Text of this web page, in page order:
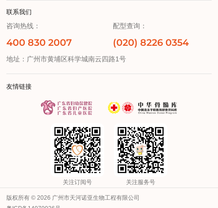
联系我们
咨询热线：
400 830 2007
配型查询：
(020) 8226 0354
地址：广州市黄埔区科学城南云四路1号
友情链接
关注订阅号 关注服务号
版权所有 © 2026 广州市天河诺亚生物工程有限公司